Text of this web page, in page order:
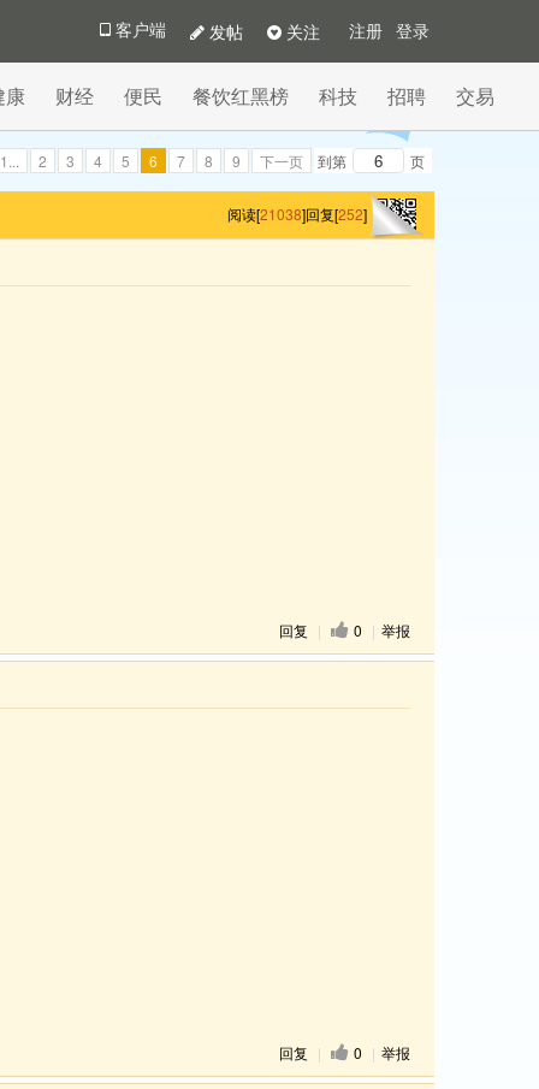
注册 登录
关注
发帖
客户端
康 财经 便民 餐饮红黑榜 科技 招聘 交易
1... 2 3 4 5 6 7 8 9 下一页 到第 页
阅读[21038]回复[252]
回复 | 0 | 举报
回复 | 0 | 举报